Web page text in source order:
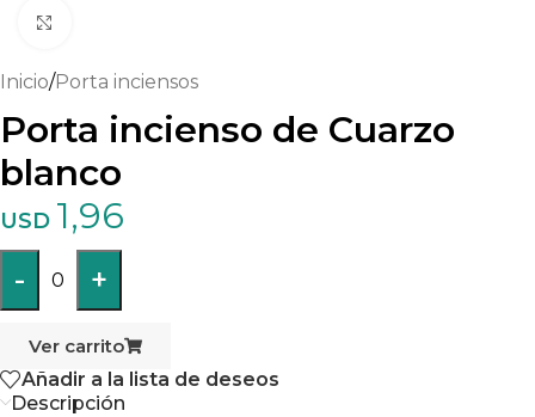
Inicio/Porta inciensos
Porta incienso de Cuarzo
blanco
USD 1,96
- 0 +
Ver carrito
Añadir a la lista de deseos
Descripción